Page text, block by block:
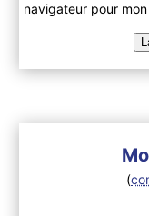
navigateur pour
(